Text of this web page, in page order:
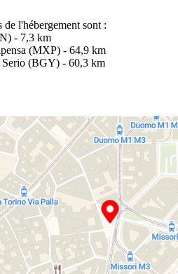
de l'hébergement sont :
- 7,3 km
(MXP) - 64,9 km
Serio (BGY) - 60,3 km